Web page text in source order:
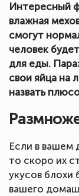
Интересный
влажная
смогут
человек
для еды.
свои яйца на
назвать
Если в вашем
то скоро их
укусов блохи
вашего